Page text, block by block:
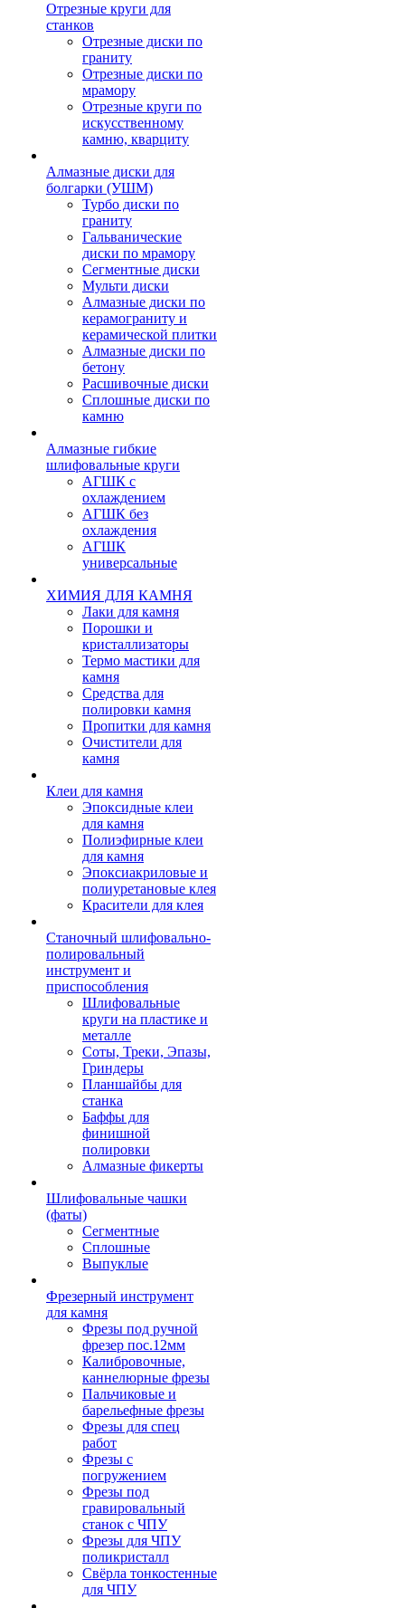
Отрезные круги для
станков
Отрезные диски по
граниту
Отрезные диски по
мрамору
Отрезные круги по
искусственному
камню, кварциту
Алмазные диски для
болгарки (УШМ)
Турбо диски по
граниту
Гальванические
диски по мрамору
Сегментные диски
Мульти диски
Алмазные диски по
керамограниту и
керамической плитки
Алмазные диски по
бетону
Расшивочные диски
Сплошные диски по
камню
Алмазные гибкие
шлифовальные круги
АГШК с
охлаждением
АГШК без
охлаждения
АГШК
универсальные
ХИМИЯ ДЛЯ КАМНЯ
Лаки для камня
Порошки и
кристаллизаторы
Термо мастики для
камня
Средства для
полировки камня
Пропитки для камня
Очистители для
камня
Клеи для камня
Эпоксидные клеи
для камня
Полиэфирные клеи
для камня
Эпоксиакриловые и
полиуретановые клея
Красители для клея
Станочный шлифовально-
полировальный
инструмент и
приспособления
Шлифовальные
круги на пластике и
металле
Соты, Треки, Эпазы,
Гриндеры
Планшайбы для
станка
Баффы для
финишной
полировки
Алмазные фикерты
Шлифовальные чашки
(фаты)
Сегментные
Сплошные
Выпуклые
Фрезерный инструмент
для камня
Фрезы под ручной
фрезер пос.12мм
Калибровочные,
каннелюрные фрезы
Пальчиковые и
барельефные фрезы
Фрезы для спец
работ
Фрезы с
погружением
Фрезы под
гравировальный
станок с ЧПУ
Фрезы для ЧПУ
поликристалл
Свёрла тонкостенные
для ЧПУ